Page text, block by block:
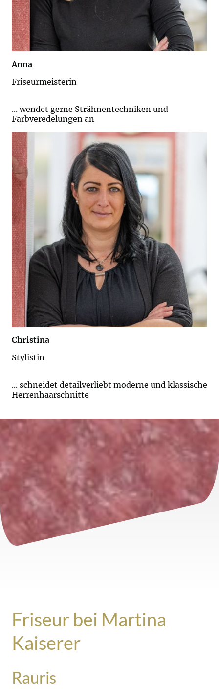
Anna
Friseurmeisterin
... wendet gerne Strähnentechniken und
Farbveredelungen an
Christina
Stylistin
... schneidet detailverliebt moderne und klassische
Herrenhaarschnitte
Friseur bei Martina
Kaiserer
Rauris